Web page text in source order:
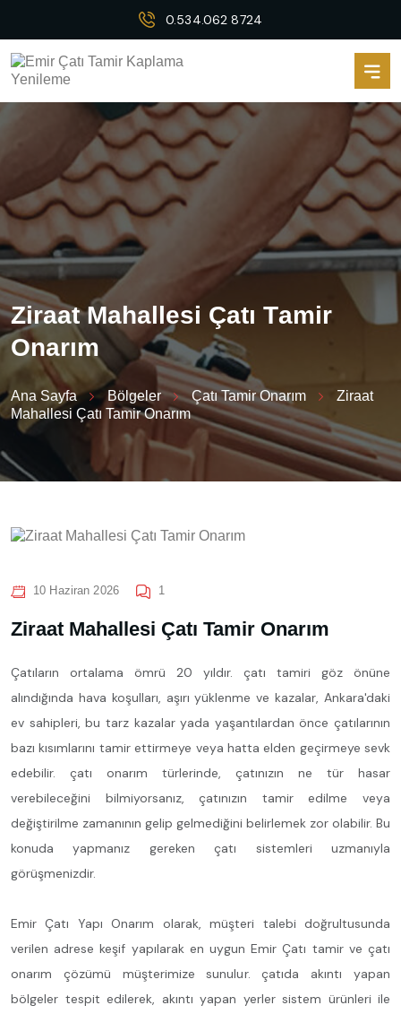
0.534.062 8724
Ziraat Mahallesi Çatı Tamir
Onarım
Ana Sayfa Bölgeler Çatı Tamir Onarım
Ziraat
Mahallesi Çatı Tamir Onarım
10 Haziran 2026 1
Ziraat Mahallesi Çatı Tamir Onarım
Çatıların ortalama ömrü 20 yıldır. çatı tamiri göz önüne
alındığında hava koşulları, aşırı yüklenme ve kazalar, Ankara'daki
ev sahipleri, bu tarz kazalar yada yaşantılardan önce çatılarının
bazı kısımlarını tamir ettirmeye veya hatta elden geçirmeye sevk
edebilir. çatı onarım türlerinde, çatınızın ne tür hasar
verebileceğini bilmiyorsanız, çatınızın tamir edilme veya
değiştirilme zamanının gelip gelmediğini belirlemek zor olabilir. Bu
konuda yapmanız gereken çatı sistemleri uzmanıyla
görüşmenizdir.
Emir Çatı Yapı Onarım olarak, müşteri talebi doğrultusunda
verilen adrese keşif yapılarak en uygun Emir Çatı tamir ve çatı
onarım çözümü müşterimize sunulur. çatıda akıntı yapan
bölgeler tespit edilerek, akıntı yapan yerler sistem ürünleri ile